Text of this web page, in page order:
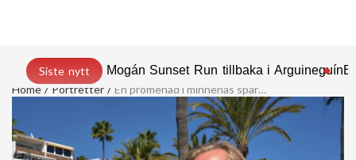
Siste nytt Mogán Sunset Run tillbaka i Arguineguín
Home
Portretter En promenad i minnenas spår…